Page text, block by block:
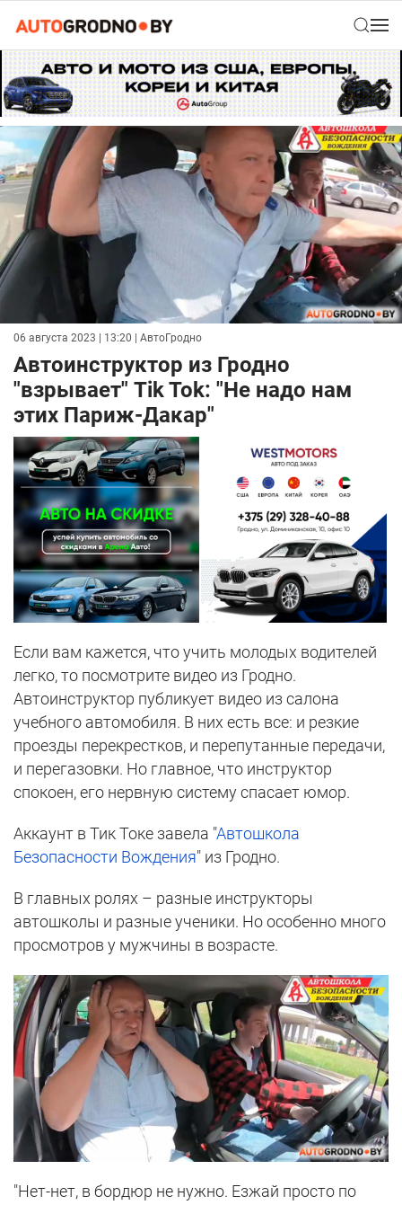
06 августа 2023 | 13:20 | АвтоГродно
Автоинструктор из Гродно
"взрывает" Tik Tok: "Не надо нам
этих Париж-Дакар"
Если вам кажется, что учить молодых водителей
легко, то посмотрите видео из Гродно.
Автоинструктор публикует видео из салона
учебного автомобиля. В них есть все: и резкие
проезды перекрестков, и перепутанные передачи,
и перегазовки. Но главное, что инструктор
спокоен, его нервную систему спасает юмор.
Аккаунт в Тик Токе завела "Автошкола
Безопасности Вождения" из Гродно.
В главных ролях – разные инструкторы
автошколы и разные ученики. Но особенно много
просмотров у мужчины в возрасте.
"Нет-нет, в бордюр не нужно. Езжай просто по